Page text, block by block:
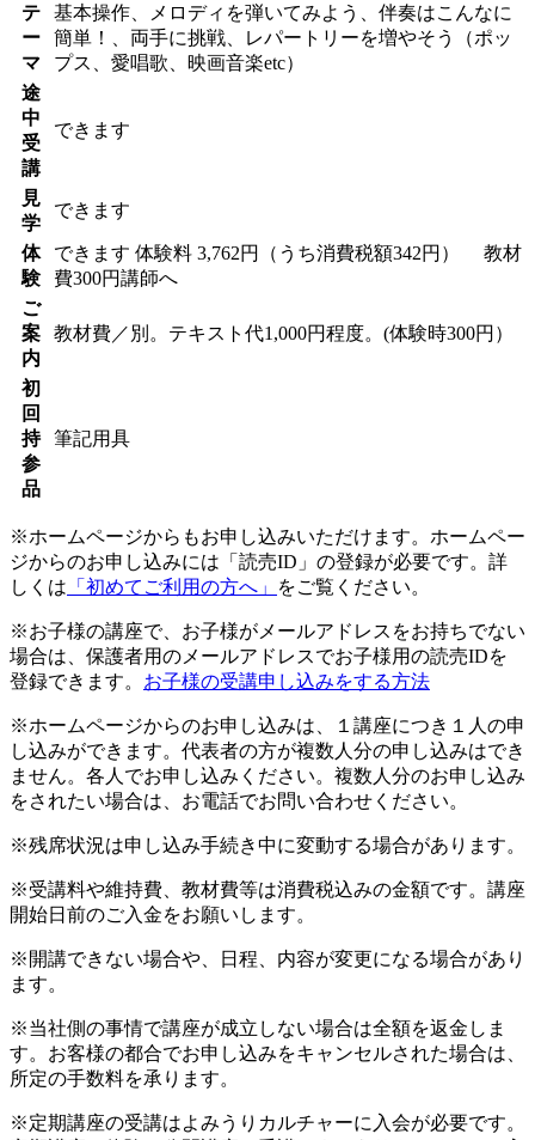
テ
ー
マ
基本操作、メロディを弾いてみよう、伴奏はこんなに
簡単！、両手に挑戦、レパートリーを増やそう（ポッ
プス、愛唱歌、映画音楽etc）
途
中
受
講
できます
見
学
できます
体
験
できます 体験料 3,762円（うち消費税額342円）
教材
費300円講師へ
ご
案
内
教材費／別。テキスト代1,000円程度。(体験時300円）
初
回
持
参
品
筆記用具
※ホームページからもお申し込みいただけます。ホームペー
ジからのお申し込みには「読売ID」の登録が必要です。詳
しくは 「初めてご利用の方へ」 をご覧ください。
※お子様の講座で、お子様がメールアドレスをお持ちでない
場合は、保護者用のメールアドレスでお子様用の読売IDを
登録できます。 お子様の受講申し込みをする方法
※ホームページからのお申し込みは、１講座につき１人の申
し込みができます。代表者の方が複数人分の申し込みはでき
ません。各人でお申し込みください。複数人分のお申し込み
をされたい場合は、お電話でお問い合わせください。
※残席状況は申し込み手続き中に変動する場合があります。
※受講料や維持費、教材費等は消費税込みの金額です。講座
開始日前のご入金をお願いします。
※開講できない場合や、日程、内容が変更になる場合があり
ます。
※当社側の事情で講座が成立しない場合は全額を返金しま
す。お客様の都合でお申し込みをキャンセルされた場合は、
所定の手数料を承ります。
※定期講座の受講はよみうりカルチャーに入会が必要です。